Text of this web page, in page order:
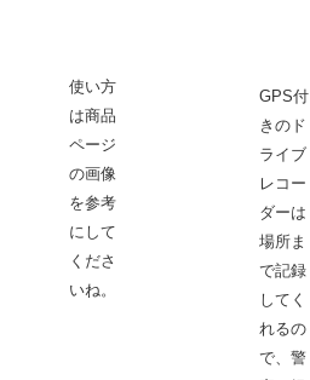
使い方
は商品
ページ
の画像
を参考
にして
くださ
いね。
GPS付
きのド
ライブ
レコー
ダーは
場所ま
で記録
してく
れるの
で、警